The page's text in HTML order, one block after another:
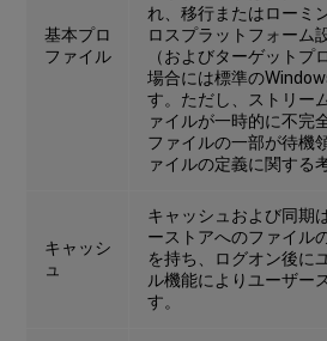
基本プロ
ファイル
れ、移行またはローミ
ロスプラットフォーム
（およびターゲット
場合には標準の
す。ただし、ストリー
ァイルが一時的に不完
ファイルの一部が待機
ァイルの定義に関する
キャッシ
ュ
キャッシュおよび同期
ーストアへのファイル
を持ち、ログオン後に
ル機能によりユーザー
す。